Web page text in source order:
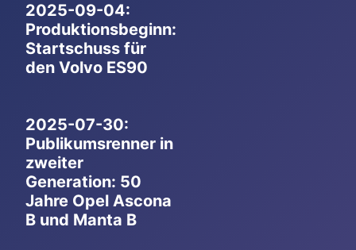
2025-09-04:
Produktionsbeginn:
Startschuss für
den Volvo ES90
2025-07-30:
Publikumsrenner in
zweiter
Generation: 50
Jahre Opel Ascona
B und Manta B